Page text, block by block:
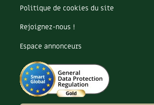
Enfants
Actions pour la planète
Les 4 saisons
Archives
Politique de cookies du site
Rejoignez-nous !
Espace annonceurs